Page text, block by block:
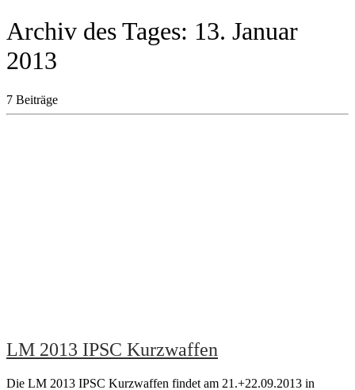
Archiv des Tages: 13. Januar
2013
7 Beiträge
LM 2013 IPSC Kurzwaffen
Die LM 2013 IPSC Kurzwaffen findet am 21.+22.09.2013 in